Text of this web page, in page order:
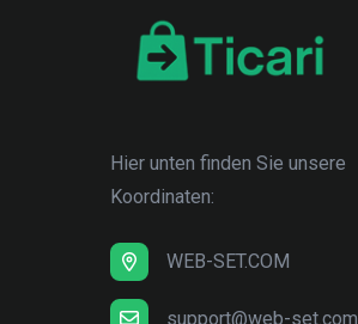
Hier unten finden Sie unsere
Koordinaten:
WEB-SET.COM
support@web-set.com